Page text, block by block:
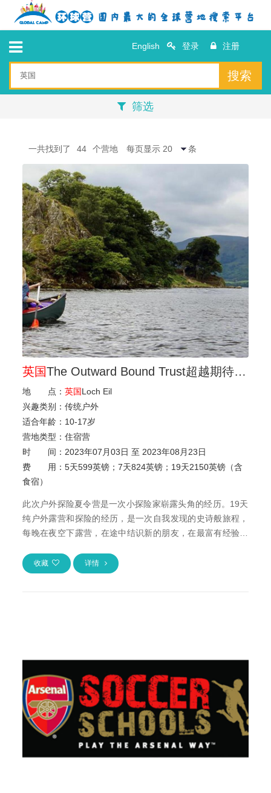
English 登录 注册
搜索
筛选
一共找到了 44 个营地 每页显示 条
英国The Outward Bound Trust超越期待探险夏令营
地 点：英国Loch Eil
兴趣类别：传统户外
适合年龄： 10-17岁
营地类型：住宿营
时 间： 2023年07月03日 至 2023年08月23日
费 用：5天599英镑；7天824英镑；19天2150英镑（含
食宿）
此次户外探险夏令营是一次小探险家崭露头角的经历。19天
纯户外露营和探险的经历，是一次自我发现的史诗般旅程，
每晚在夜空下露营，在途中结识新的朋友，在最富有经验的
收藏 详情